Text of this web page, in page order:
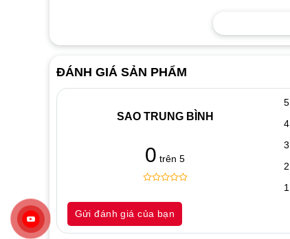
ĐÁNH GIÁ SẢN PHẨM
SAO TRUNG BÌNH
0 trên 5
out
of
based
5
4
3
2
1
Gửi đánh giá của bạn